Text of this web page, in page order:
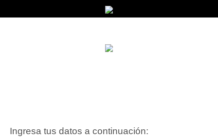
Ingresa tus datos a continuación: